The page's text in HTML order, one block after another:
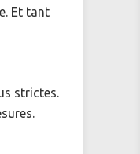
Et tant
strictes.